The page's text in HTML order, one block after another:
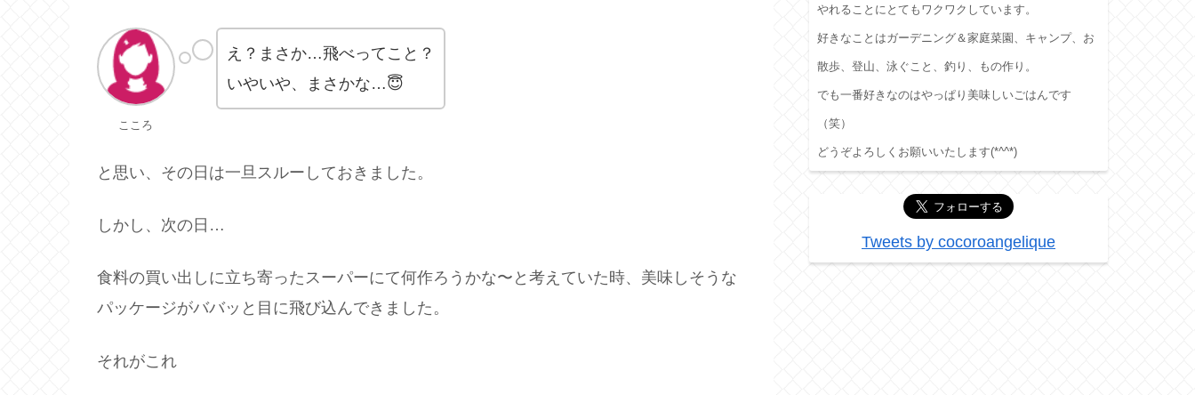
こころ
え？まさか…飛べってこと？
いやいや、まさかな…😇
と思い、その日は一旦スルーしておきました。
しかし、次の日…
食料の買い出しに立ち寄ったスーパーにて何作ろうかな〜と考えていた時、美味しそうな
パッケージがババッと目に飛び込んできました。
それがこれ
やれることにとてもワクワクしています。
好きなことはガーデニング＆家庭菜園、キャンプ、お
散歩、登山、泳ぐこと、釣り、もの作り。
でも一番好きなのはやっぱり美味しいごはんです
（笑）
どうぞよろしくお願いいたします(*^^*)
Tweets by cocoroangelique